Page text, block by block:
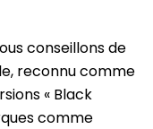
conseillons de
reconnu comme
« Black
comme